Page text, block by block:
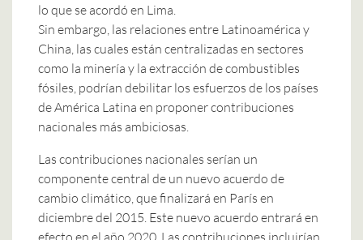
lo que se acordó en Lima.
Sin embargo, las relaciones entre Latinoamérica y
China, las cuales están centralizadas en sectores
como la minería y la extracción de combustibles
fósiles, podrían debilitar los esfuerzos de los países
de América Latina en proponer contribuciones
nacionales más ambiciosas.
Las contribuciones nacionales serían un
componente central de un nuevo acuerdo de
cambio climático, que finalizará en París en
diciembre del 2015. Este nuevo acuerdo entrará en
efecto en el año 2020. Las contribuciones incluirían